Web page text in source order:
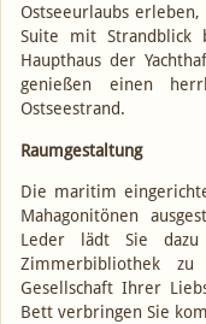
Ostseeurlaubs erleben,
Suite mit Strandblick
Haupthaus der
genießen einen
Ostseestrand.
Raumgestaltung
Die maritim
Mahagonitönen
Leder lädt Sie
Zimmerbibliothek
Gesellschaft Ihrer
Bett verbringen Sie